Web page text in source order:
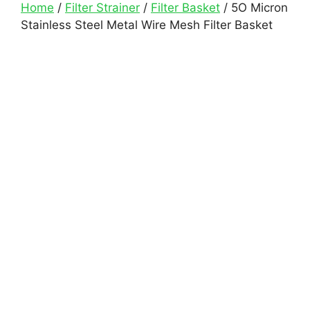
Home / Filter Strainer / Filter Basket / 5O Micron
Stainless Steel Metal Wire Mesh Filter Basket